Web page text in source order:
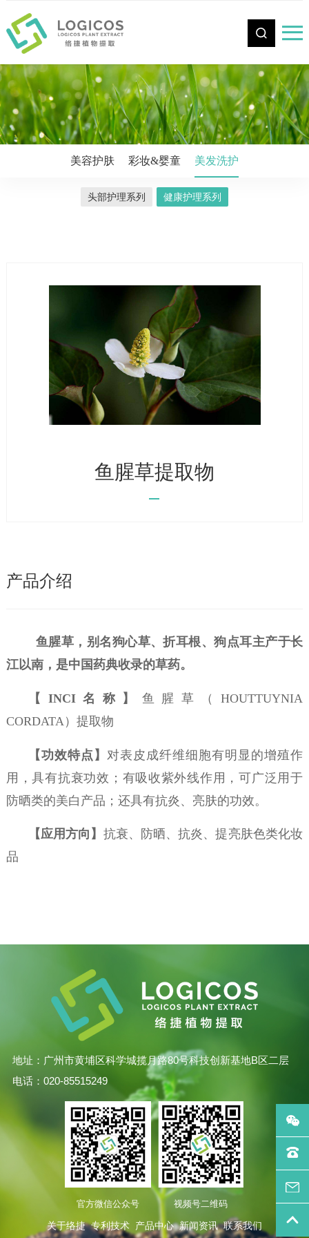
美容护肤 彩妆&婴童 美发洗护
头部护理系列 健康护理系列
鱼腥草提取物
产品介绍
鱼腥草，别名狗心草、折耳根、狗点耳主产于长
江以南，是中国药典收录的草药。
【 INCI名称】 鱼腥草（HOUTTUYNIA
CORDATA）提取物
【功效特点】 对表皮成纤维细胞有明显的增殖作
用，具有抗衰功效；有吸收紫外线作用，可广泛用于
防晒类的美白产品；还具有抗炎、亮肤的功效。
【应用方向】 抗衰、防晒、抗炎、提亮肤色类化妆
品
地址：广州市黄埔区科学城揽月路80号科技创新基地B区二层
电话：020-85515249
官方微信公众号 视频号二维码
关于络捷 专利技术 产品中心 新闻资讯 联系我们